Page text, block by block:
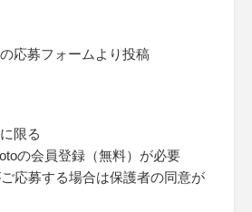
応募フォームより投稿
限る
の会員登録（無料）が必要
応募する場合は保護者の同意が